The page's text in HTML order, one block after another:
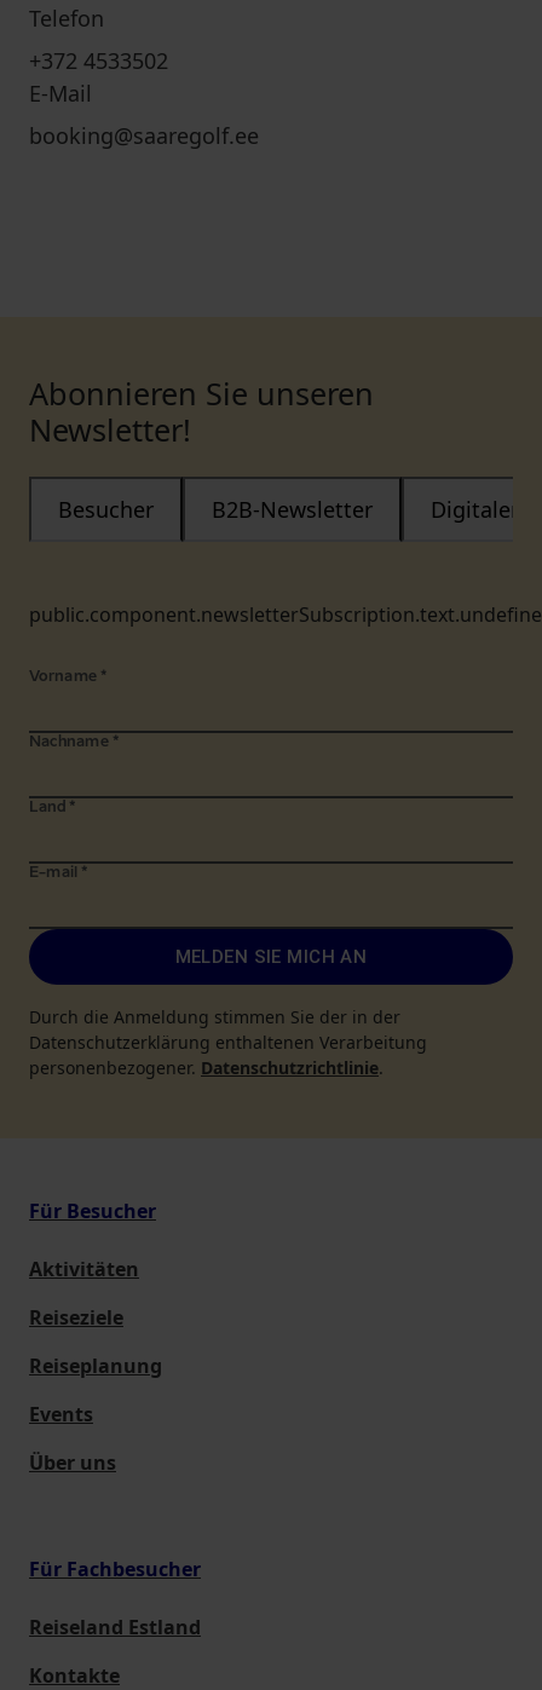
Telefon
+372 4533502
E-Mail
booking@saaregolf.ee
Abonnieren Sie unseren
Newsletter!
Besucher B2B-Newsletter Digitaler
Vorname *
Nachname *
Land *
E-mail *
MELDEN SIE MICH AN
Durch die Anmeldung stimmen Sie der in der
Datenschutzerklärung enthaltenen Verarbeitung
personenbezogener. Datenschutzrichtlinie.
Für Besucher
Aktivitäten
Reiseziele
Reiseplanung
Events
Über uns
Für Fachbesucher
Reiseland Estland
Kontakte